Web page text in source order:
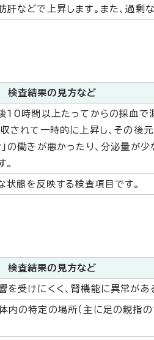
などで上昇します。また、過剰
検査結果の見方など
10時間以上たってからの採血で
されて一時的に上昇し、その後元
の働きが悪かったり、分泌量が
態を反映する検査項目です。
検査結果の見方など
受けにくく、腎機能に異常があ
内の特定の場所（主に足の親指